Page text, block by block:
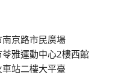
京路市民廣場
雅運動中心2樓西館
站二樓大平臺